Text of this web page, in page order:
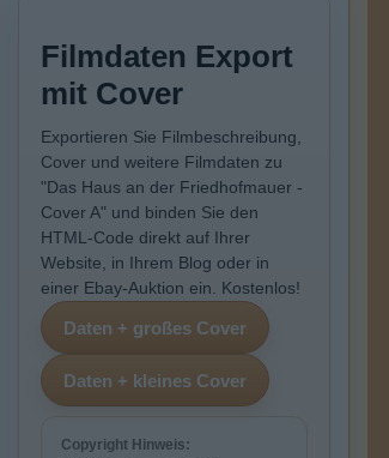
Filmdaten Export
mit Cover
Exportieren Sie Filmbeschreibung,
Cover und weitere Filmdaten zu
"Das Haus an der Friedhofmauer -
Cover A" und binden Sie den
HTML-Code direkt auf Ihrer
Website, in Ihrem Blog oder in
einer Ebay-Auktion ein. Kostenlos!
Copyright Hinweis: